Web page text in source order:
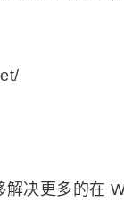
决更多的在